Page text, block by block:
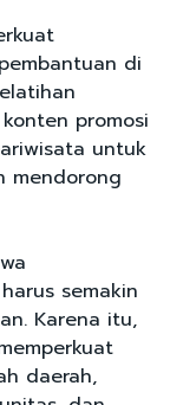
di
promosi
untuk
mendorong
semakin
Karena itu,
daerah,